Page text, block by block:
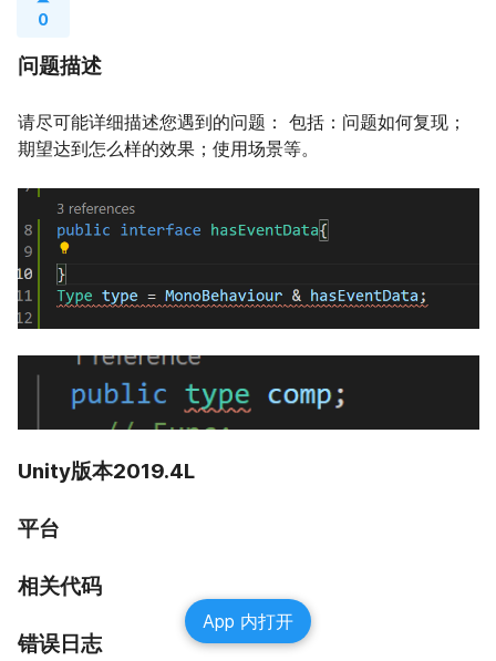
0
问题描述
请尽可能详细描述您遇到的问题： 包括：问题如何复现；
期望达到怎么样的效果；使用场景等。
Unity版本2019.4L
平台
相关代码
错误日志
App 内打开